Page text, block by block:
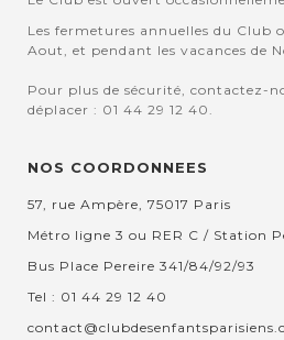
Les fermetures annuelles du Club
Aout, et pendant les vacances de
Pour plus de sécurité, contactez-
déplacer : 01 44 29 12 40.
NOS COORDONNEES
57, rue Ampère, 75017 Paris
Métro ligne 3 ou RER C / Station
Bus Place Pereire 341/84/92/93
Tel : 01 44 29 12 40